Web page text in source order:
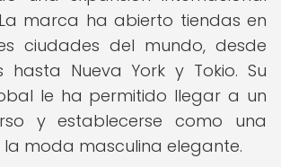
marca ha abierto tiendas en
ciudades del mundo, desde
hasta Nueva York y Tokio. Su
le ha permitido llegar a un
y establecerse como una
la moda masculina elegante.